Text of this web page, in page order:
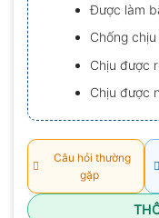
0.0
5
sao
Được làm
Chống
Chịu được
Chịu được
Câu hỏi thường
gặp